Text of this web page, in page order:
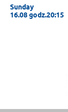
Sunday
16.08 godz.20:15